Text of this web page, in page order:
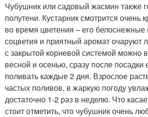
Чубушник или садовый жасмин также
полутени. Кустарник смотрится очень
во время цветения – его
соцветия и приятный аромат очаруют
с закрытой корневой системой можно
весной и осенью, сразу после посадки
поливать каждые 2 дня. Взрослое
частых поливов, в жаркую погоду
достаточно 1-2 раз в неделю. Что
стоит отметить, что чубушник очень